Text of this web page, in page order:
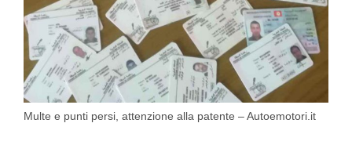
Multe e punti persi, attenzione alla patente – Autoemotori.it